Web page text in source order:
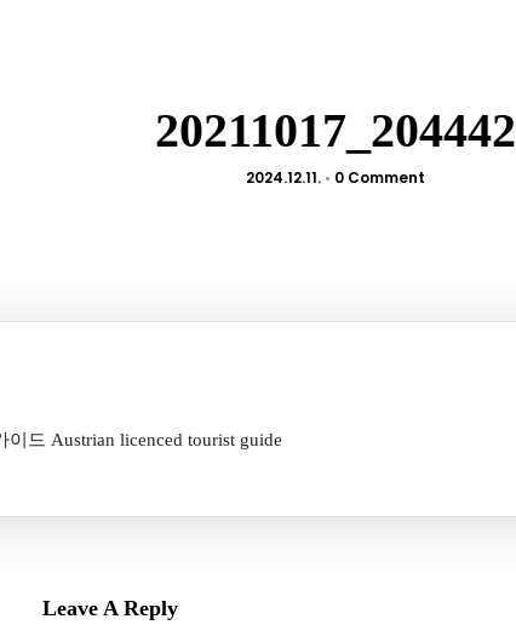
20211017_204442
2024.12.11. • 0 Comment
드 Austrian licenced tourist guide
Leave A Reply